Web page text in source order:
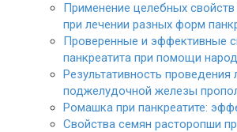
Применение целебных
при лечении разных форм
Проверенные и эффективные
панкреатита при помощи
Результативность проведения
поджелудочной железы
Ромашка при панкреатите:
Свойства семян расторопши